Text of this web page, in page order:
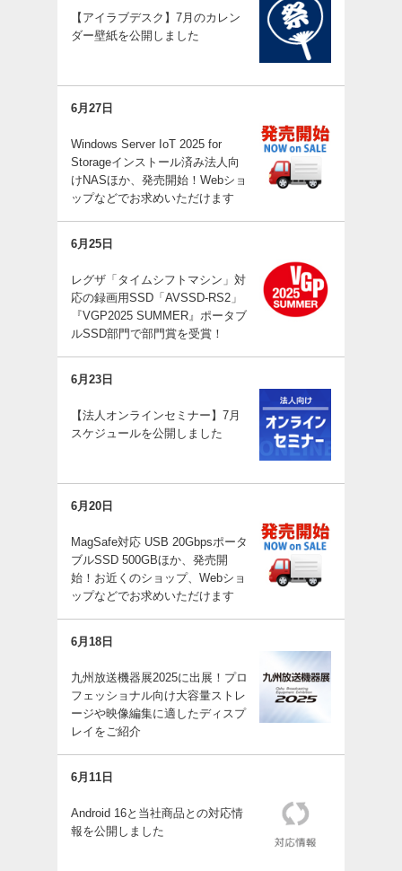
【アイラブデスク】7月のカレン
ダー壁紙を公開しました
6月27日
Windows Server IoT 2025 for
Storageインストール済み法人向
けNASほか、発売開始！Webショ
ップなどでお求めいただけます
6月25日
レグザ「タイムシフトマシン」対
応の録画用SSD「AVSSD-RS2」
『VGP2025 SUMMER』ポータブ
ルSSD部門で部門賞を受賞！
6月23日
【法人オンラインセミナー】7月
スケジュールを公開しました
6月20日
MagSafe対応 USB 20Gbpsポータ
ブルSSD 500GBほか、発売開
始！お近くのショップ、Webショ
ップなどでお求めいただけます
6月18日
九州放送機器展2025に出展！プロ
フェッショナル向け大容量ストレ
ージや映像編集に適したディスプ
レイをご紹介
6月11日
Android 16と当社商品との対応情
報を公開しました